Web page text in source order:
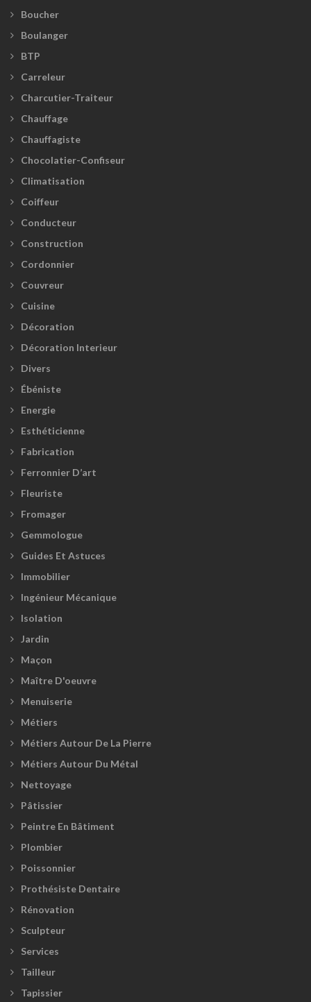
Boucher
Boulanger
BTP
Carreleur
Charcutier-Traiteur
Chauffage
Chauffagiste
Chocolatier-Confiseur
Climatisation
Coiffeur
Conducteur
Construction
Cordonnier
Couvreur
Cuisine
Décoration
Décoration Interieur
Divers
Ébéniste
Energie
Esthéticienne
Fabrication
Ferronnier D’art
Fleuriste
Fromager
Gemmologue
Guides Et Astuces
Immobilier
Ingénieur Mécanique
Isolation
Jardin
Maçon
Maître D'oeuvre
Menuiserie
Métiers
Métiers Autour De La Pierre
Métiers Autour Du Métal
Nettoyage
Pâtissier
Peintre En Bâtiment
Plombier
Poissonnier
Prothésiste Dentaire
Rénovation
Sculpteur
Services
Tailleur
Tapissier